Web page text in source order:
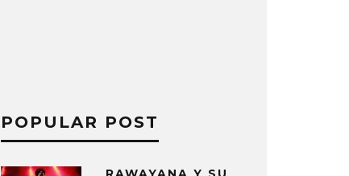
POPULAR POST